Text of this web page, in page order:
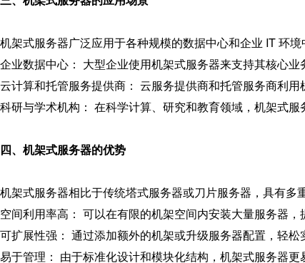
机架式服务器广泛应用于各种规模的数据中心和企业 IT 环境
企业数据中心： 大型企业使用机架式服务器来支持其核心
云计算和托管服务提供商： 云服务提供商和托管服务商利
科研与学术机构： 在科学计算、研究和教育领域，机架式
四、机架式服务器的优势
机架式服务器相比于传统塔式服务器或刀片服务器，具有多
空间利用率高： 可以在有限的机架空间内安装大量服务器，
可扩展性强： 通过添加额外的机架或升级服务器配置，轻松
易于管理： 由于标准化设计和模块化结构，机架式服务器更